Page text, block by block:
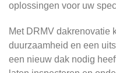
oplossingen voor uw
Met DRMV dakrenovatie
duurzaamheid en een
een nieuw dak nodig